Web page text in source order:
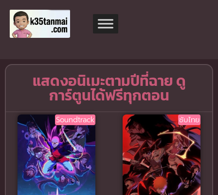
แสดงอนิเมะตามปีที่ฉาย ดู
การ์ตูนได้ฟรีทุกตอน
Soundtrack ซับไทย